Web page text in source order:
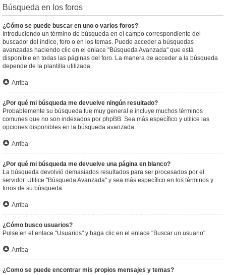
Búsqueda en los foros
¿Cómo se puede buscar en uno o varios foros?
Introduciendo un término de búsqueda en el campo correspondiente del
buscador del índice, foro o en los temas. Puede acceder a búsquedas
avanzadas haciendo clic en el enlace "Búsqueda Avanzada" que está
disponible en todas las páginas del foro. La manera de acceder a la búsqueda
depende de la plantilla utilizada.
Arriba
¿Por qué mi búsqueda me devuelve ningún resultado?
Probablemente su búsqueda fue muy general e incluye muchos términos
comunes que no son indexados por phpBB. Sea más específico y utilice las
opciones disponibles en la búsqueda avanzada.
Arriba
¿Por qué mi búsqueda me devuelve una página en blanco?
La búsqueda devolvió demasiados resultados para ser procesados por el
servidor. Utilice "Búsqueda Avanzada" y sea más específico en los términos y
foros de su búsqueda.
Arriba
¿Cómo busco usuarios?
Pulse en el enlace "Usuarios" y haga clic en el enlace "Buscar un usuario".
Arriba
¿Como se puede encontrar mis propios mensajes y temas?